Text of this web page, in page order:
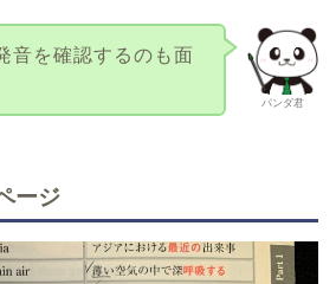
パンダ君
音を確認するのも面
ージ